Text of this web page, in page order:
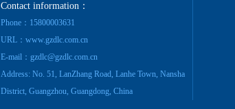
Contact information：
Phone：15800003631
URL：www.gzdlc.com.cn
E-mail：gzdlc@gzdlc.com.cn
Address: No. 51, LanZhang Road, Lanhe Town, Nansha
District, Guangzhou, Guangdong, China